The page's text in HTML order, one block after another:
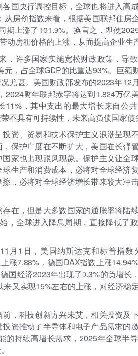
国央行调控目标，全球也将进入高
房价指数来看，根据美国联邦住房
上涨了101.9%。换言之，即使
房租价格的上涨，从而提高企业生
，许多国家实施宽松财政政策，导
，占全球GDP的比重达93%。巨额
尤甚。美国财政部发布的2023年12
财年联邦赤字将达到1.834万亿
，其中支出的最大增长来自公
不具有可持续性，未来高负债国家债
资、贸易和技术保护主义浪潮呈现
保护广度在不断扩大，美国在长臂
家也出现跟风现象。保护主义让全
生产和消费成本，必将对全球经济复
，必将对全球经济增长带来较大冲
在，但是大多数国家的通胀率将陆
，全球进入降息周期，直接降低了
月1日，美国纳斯达克和标普指数
涨7.88%，德国DAX指数上涨
国经济2023年出现了0.3%的负增长
又实现15%左右的上涨，对经济稳
，科技创新方兴未艾，相关投资及
资推动了半导体和电子产品需求的
持续高增长需求，2025年全球半